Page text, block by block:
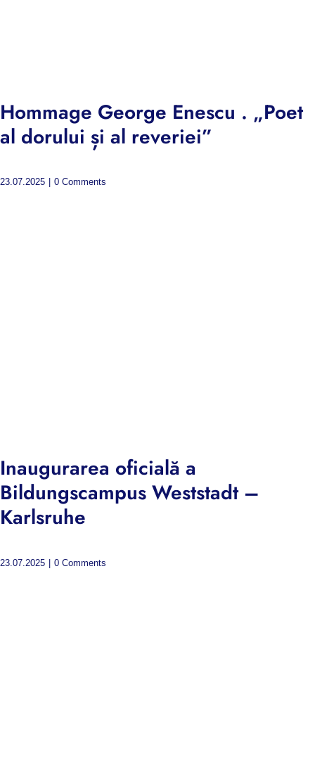
Hommage George Enescu . „Poet
al dorului și al reveriei”
23.07.2025 0 Comments
Inaugurarea oficială a
Bildungscampus Weststadt –
Karlsruhe
23.07.2025 | 0 Comments